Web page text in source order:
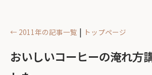
← 2011年の記事一覧 | トップページ
おいしいコーヒーの淹れ方